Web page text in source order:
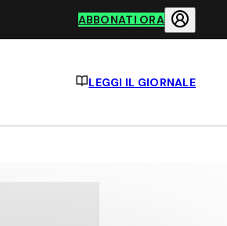
ABBONATI ORA
LEGGI IL GIORNALE